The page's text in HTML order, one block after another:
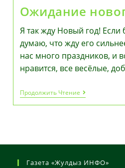
Ожидание
Я так жду Новый год!
думаю, что жду его
нас много праздников, и
нравится, все весёлые,
Продолжить ЧтениеОжидание
Нового
Года!
Газета «Жулдыз ИНФО»